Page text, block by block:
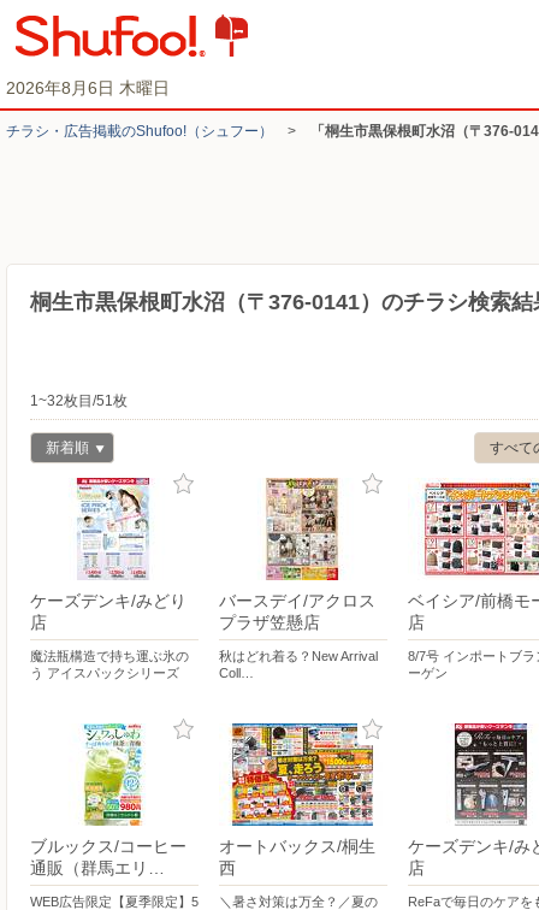
2026年8月6日 木曜日
チラシ・​広告掲載の​Shufoo!​（シュフー） > 「桐生市黒保根町水沼（〒376-
桐生市黒保根町水沼（〒376-0141）のチラシ検索結
1~32枚目/51枚
すべて
新着順
ケーズデンキ/みどり
店
魔法瓶構造で持ち運ぶ氷の
う アイスパックシリーズ
バースデイ/アクロス
プラザ笠懸店
秋はどれ着る？New Arrival
Coll…
ベイシア/前橋モ
店
8/7号 インポートブラ
ーゲン
ブルックス/コーヒー
通販（群馬エリ…
WEB広告限定【夏季限定】5
オートバックス/桐生
西
＼暑さ対策は万全？／夏の
ケーズデンキ/み
店
ReFaで毎日のケアを